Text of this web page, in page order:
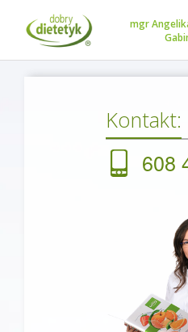
mgr
Kontakt:
608